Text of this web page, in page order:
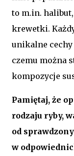
to m.in.
krewetki.
unikalne
czemu można
kompozycje
Pamiętaj, że
rodzaju ryby,
od
w